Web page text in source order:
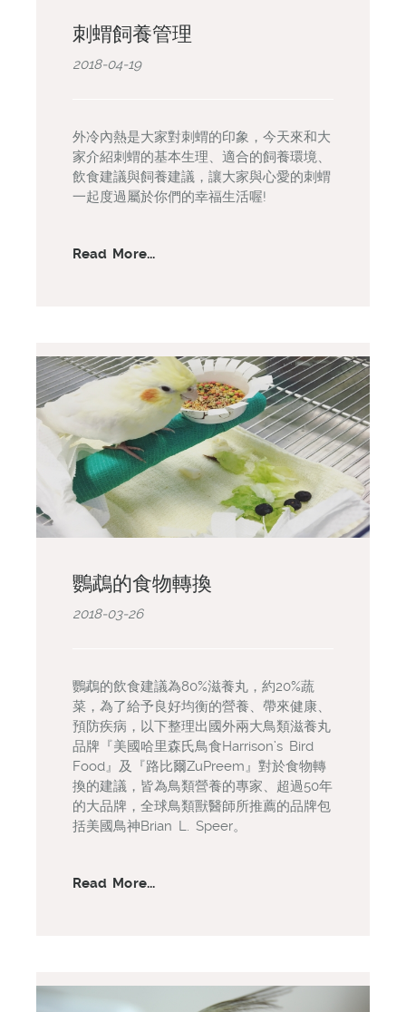
刺蝟飼養管理
2018-04-19
外冷內熱是大家對刺蝟的印象，今天來和大
家介紹刺蝟的基本生理、適合的飼養環境、
飲食建議與飼養建議，讓大家與心愛的刺蝟
一起度過屬於你們的幸福生活喔!
Read More...
鸚鵡的食物轉換
2018-03-26
鸚鵡的飲食建議為80%滋養丸，約20%蔬
菜，為了給予良好均衡的營養、帶來健康、
預防疾病，以下整理出國外兩大鳥類滋養丸
品牌『美國哈里森氏鳥食Harrison’s Bird
Food』及『路比爾ZuPreem』對於食物轉
換的建議，皆為鳥類營養的專家、超過50年
的大品牌，全球鳥類獸醫師所推薦的品牌包
括美國鳥神Brian L. Speer。
Read More...